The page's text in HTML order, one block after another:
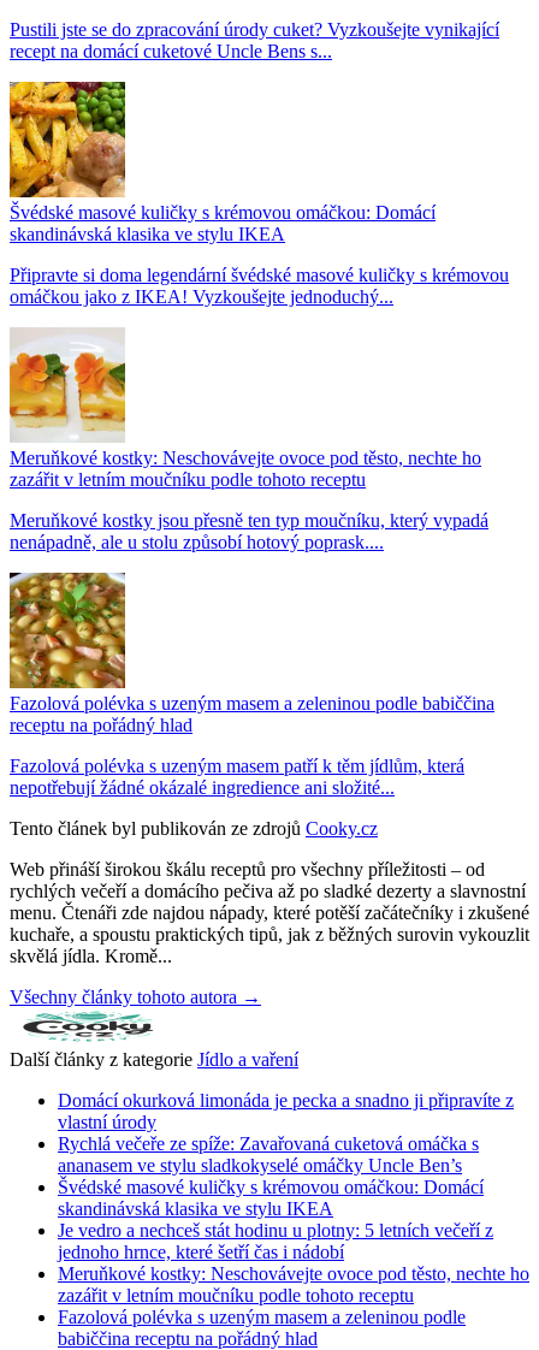
Pustili jste se do zpracování úrody cuket? Vyzkoušejte vynikající
recept na domácí cuketové Uncle Bens s...
Švédské masové kuličky s krémovou omáčkou: Domácí
skandinávská klasika ve stylu IKEA
Připravte si doma legendární švédské masové kuličky s krémovou
omáčkou jako z IKEA! Vyzkoušejte jednoduchý...
Meruňkové kostky: Neschovávejte ovoce pod těsto, nechte ho
zazářit v letním moučníku podle tohoto receptu
Meruňkové kostky jsou přesně ten typ moučníku, který vypadá
nenápadně, ale u stolu způsobí hotový poprask....
Fazolová polévka s uzeným masem a zeleninou podle babiččina
receptu na pořádný hlad
Fazolová polévka s uzeným masem patří k těm jídlům, která
nepotřebují žádné okázalé ingredience ani složité...
Tento článek byl publikován ze zdrojů Cooky.cz
Web přináší širokou škálu receptů pro všechny příležitosti – od
rychlých večeří a domácího pečiva až po sladké dezerty a slavnostní
menu. Čtenáři zde najdou nápady, které potěší začátečníky i zkušené
kuchaře, a spoustu praktických tipů, jak z běžných surovin vykouzlit
skvělá jídla. Kromě...
Všechny články tohoto autora →
Další články z kategorie Jídlo a vaření
Domácí okurková limonáda je pecka a snadno ji připravíte z
vlastní úrody
Rychlá večeře ze spíže: Zavařovaná cuketová omáčka s
ananasem ve stylu sladkokyselé omáčky Uncle Ben’s
Švédské masové kuličky s krémovou omáčkou: Domácí
skandinávská klasika ve stylu IKEA
Je vedro a nechceš stát hodinu u plotny: 5 letních večeří z
jednoho hrnce, které šetří čas i nádobí
Meruňkové kostky: Neschovávejte ovoce pod těsto, nechte ho
zazářit v letním moučníku podle tohoto receptu
Fazolová polévka s uzeným masem a zeleninou podle
babiččina receptu na pořádný hlad